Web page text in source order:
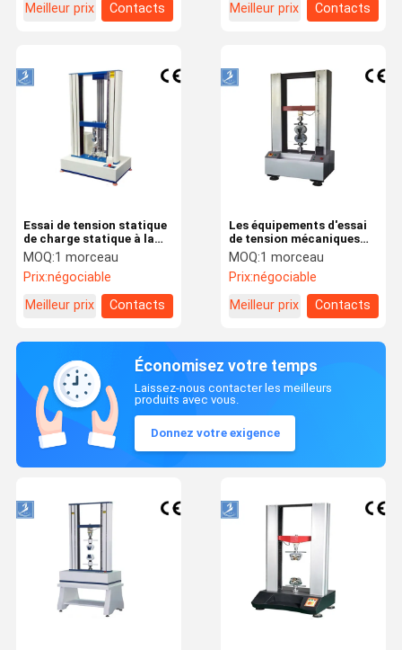
Meilleur prix
Contacts
Meilleur prix
Contacts
Essai de tension statique
de charge statique à la
traction d'essayeur
universel non destructif
de résistance
MOQ:1 morceau
Prix:négociable
Meilleur prix
Contacts
Les équipements d'essai
de tension mécaniques
électroniques 20KN ont
informatisé 1kg - 100T
MOQ:1 morceau
Prix:négociable
Meilleur prix
Contacts
Économisez votre temps
Laissez-nous contacter les meilleurs
produits avec vous.
Donnez votre exigence